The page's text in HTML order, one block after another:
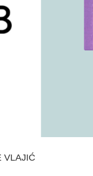
VLAJIĆ